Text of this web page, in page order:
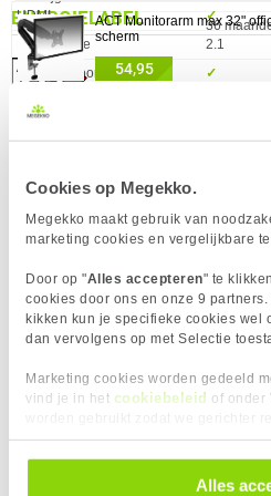
Cookies op Megekko.
Megekko maakt gebruik van
marketing cookies en vergelijkbare
Door op "Alles accepteren" te
cookies door ons en onze 9
kikken kun je specifieke cookies wel
dan vervolgens op met Selectie
Marketing cookies worden gedeeld
vind je in het cookiebeleid of onder
andere websites. In onze
alle cookies. Je kunt je gegeven
door in de footer van onze website te
Alles
Garantie
36
ENERGIELABEL
HDMI
✓︎
HDMI versie
2.1
Hoofdtelefoon uit
✓︎
Hoofdtelefoonuitgangen
USB Power Delivery
USB-C Alt DP Modus
✓︎
ERGONOMIE
Bevestigingsmogelijkheid
voor kabelslot
✓︎
Draaibaar
✓︎
Hoogte verstelbaar
✓︎
ACT Monitorarm max 32"
scherm
54,95
✚